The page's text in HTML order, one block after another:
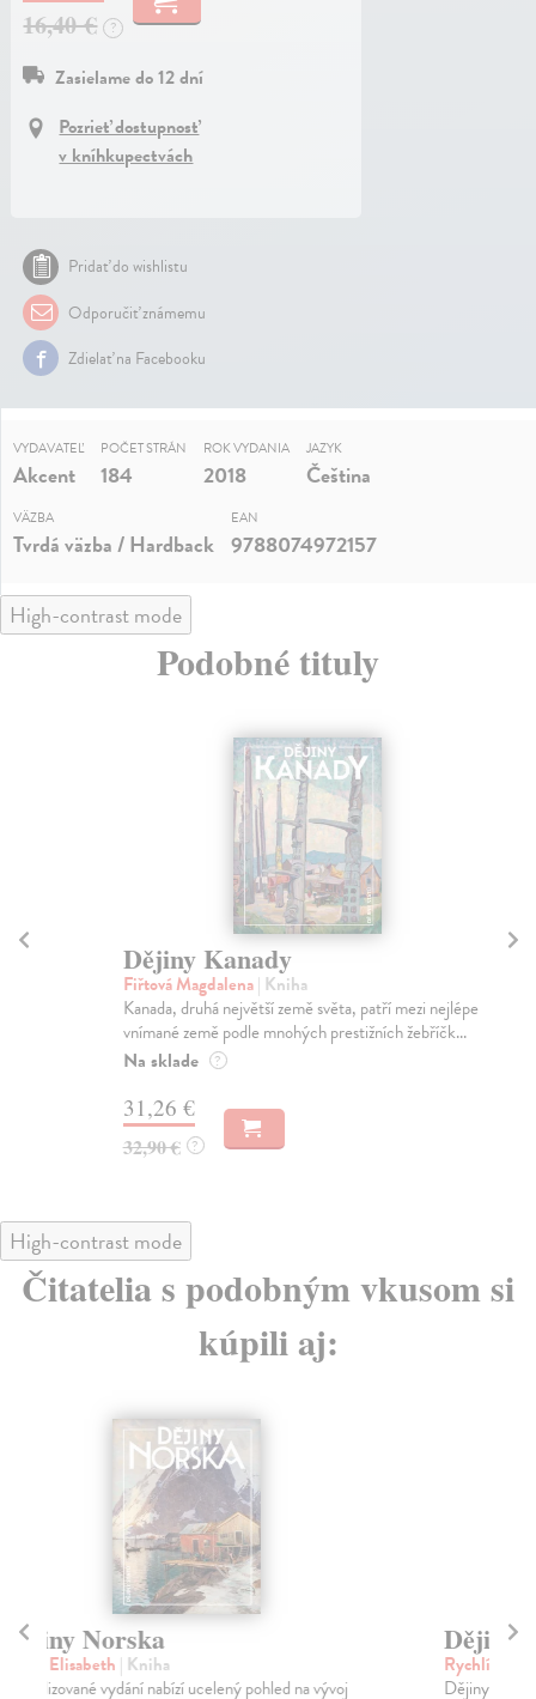
16,40 €
?
Zasielame do 12 dní
Pozrieť dostupnosť
v kníhkupectvách
Pridať do wishlistu
Odporučiť známemu
Zdielať na Facebooku
VYDAVATEĽ
Akcent
POČET STRÁN
184
ROK VYDANIA
2018
JAZYK
Čeština
VÄZBA
Tvrdá väzba / Hardback
EAN
9788074972157
High-contrast mode
Podobné tituly
Dějiny Kanady
Fiřtová Magdalena| Kniha
Kanada, druhá největší země světa, patří mezi nejlépe
vnímané země podle mnohých prestižních žebříčk...
Na sklade ?
31,26 €
32,90 € ?
High-contrast mode
Čitatelia s podobným vkusom si
kúpili aj:
Dějiny Slovenska
Rychlík Jan| Kniha
Dějiny Slovenska nejsou dějinami Slováků jako národa,